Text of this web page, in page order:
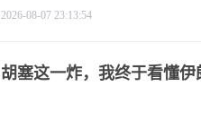
2026-08-07 23:13:54
胡塞这一炸，我终于看懂